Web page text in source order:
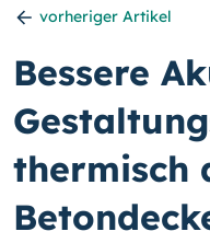
vorheriger Artikel
Bessere
thermisch